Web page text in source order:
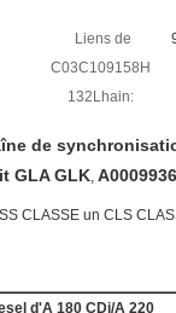
Liens de
C03C109158H
132Lhain:
de
GLA GLK,
CLASSE un CLS
d'A 180 CDi/A 220